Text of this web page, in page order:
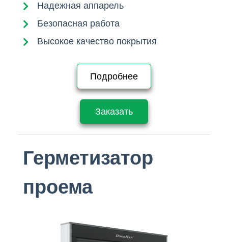
Надежная аппарель
Безопасная работа
Высокое качество покрытия
Подробнее
Заказать
Герметизатор
проема